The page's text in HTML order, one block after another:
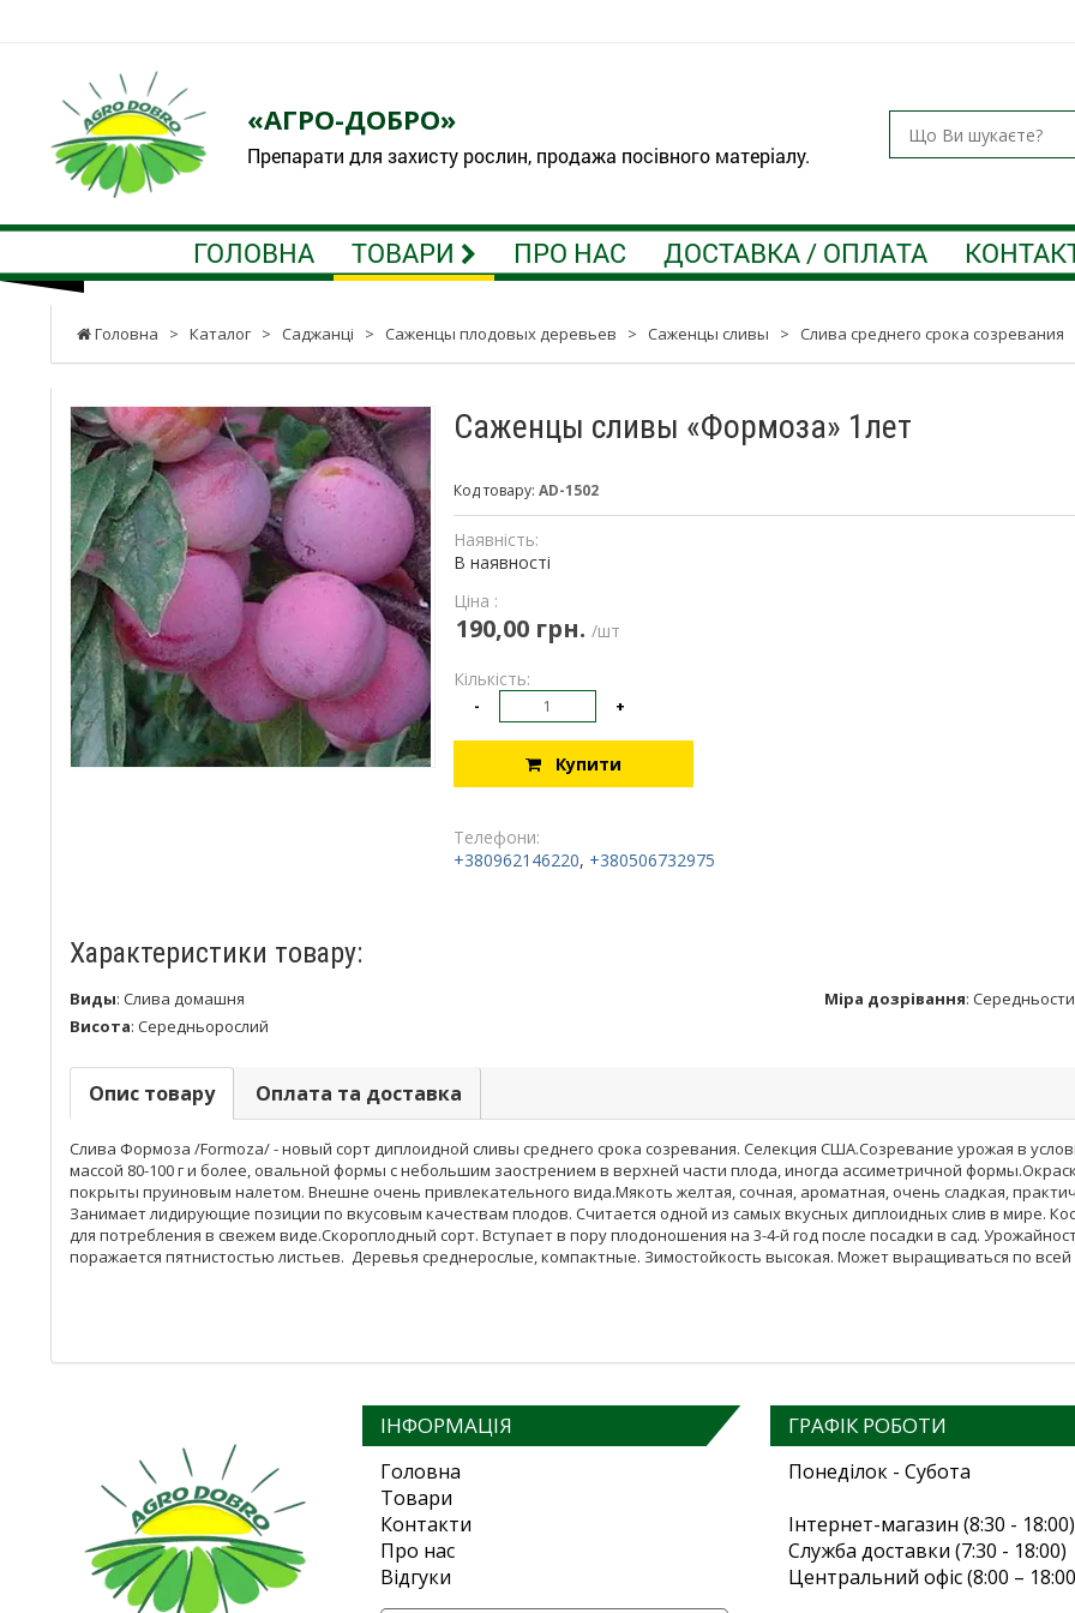
«АГРО-ДОБРО»
Препарати для захисту рослин, продажа посівного матеріалу.
ГОЛОВНА ТОВАРИ ПРО НАС ДОСТАВКА / ОПЛАТА
Головна > Каталог > Саджанці > Саженцы плодовых деревьев > Саженцы сливы > Слива среднего срока созревания
Саженцы сливы «Формоза» 1лет
Код товару: AD-1502
Наявність:
В наявності
Ціна :
190,00 грн. /шт
Кількість:
- +
Купити
Телефони:
+380962146220, +380506732975
Характеристики товару:
Виды: Слива домашня Міра дозрівання:
Висота: Середньорослий
Опис товару Оплата та доставка
Слива Формоза /Formoza/ - новый сорт диплоидной сливы среднего срока созревания. Селекция США.Созревание урожая в
массой 80-100 г и более, овальной формы с небольшим заострением в верхней части плода, иногда ассиметричной
покрыты пруиновым налетом. Внешне очень привлекательного вида.Мякоть желтая, сочная, ароматная, очень сладкая,
Занимает лидирующие позиции по вкусовым качествам плодов. Считается одной из самых вкусных диплоидных слив в мире.
для потребления в свежем виде.Скороплодный сорт. Вступает в пору плодоношения на 3-4-й год после посадки в сад.
поражается пятнистостью листьев. Деревья среднерослые, компактные. Зимостойкость высокая. Может выращиваться по
ІНФОРМАЦІЯ
Головна
Товари
Контакти
Про нас
Відгуки
ГРАФІК РОБОТИ
Понеділок - Субота
Інтернет-магазин (8:30 - 18:00)
Служба доставки (7:30 - 18:00)
Центральний офіс (8:00 –